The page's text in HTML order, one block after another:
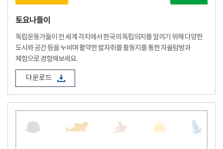
토요나들이
독립운동가들이 전 세계 각지에서 한국의 독립의지를 알리기 위해 다양한
도시와 공간 등을 누비며 활약한 발자취를 활동지를 통한 자율탐방과
체험으로 경험해보세요.
다운로드